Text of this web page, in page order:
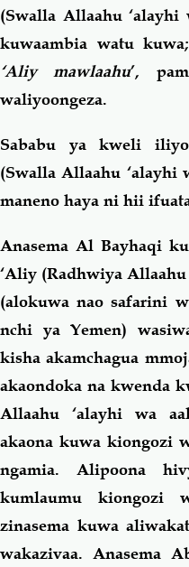
(Swalla Allaahu
kuwaambia watu
‘Aliy mawlaahu’,
waliyoongeza.
Sababu ya kweli
(Swalla Allaahu ‘alayhi
maneno haya ni hii
Anasema Al Bayhaqi
‘Aliy (Radhwiya Allaahu
(alokuwa nao safarini
nchi ya Yemen)
kisha akamchagua
akaondoka na kwenda
Allaahu ‘alayhi wa
akaona kuwa kiongozi
ngamia. Alipoona
kumlaumu kiongozi
zinasema kuwa
wakazivaa. Anasema